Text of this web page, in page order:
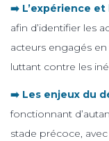
➡️ L’expérience
afin d’identifier les
acteurs engagés
luttant contre les
➡️ Les enjeux du
fonctionnant
stade précoce,